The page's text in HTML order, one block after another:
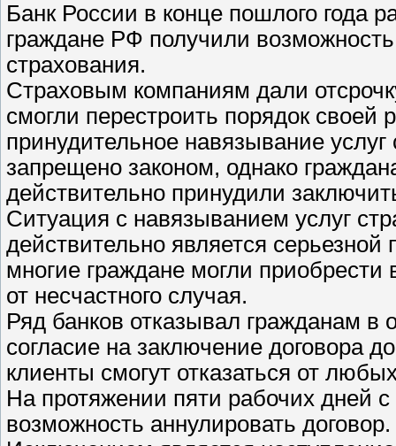
Банк России в конце пошлого года
граждане РФ получили возможность
страхования.
Страховым компаниям дали
смогли перестроить порядок
принудительное навязывание
запрещено законом, однако
действительно принудили
Ситуация с навязыванием услуг
действительно является
многие граждане могли приобрести
от несчастного случая.
Ряд банков отказывал гражданам
согласие на заключение договора
клиенты смогут отказаться от
На протяжении пяти рабочих дней
возможность аннулировать договор.